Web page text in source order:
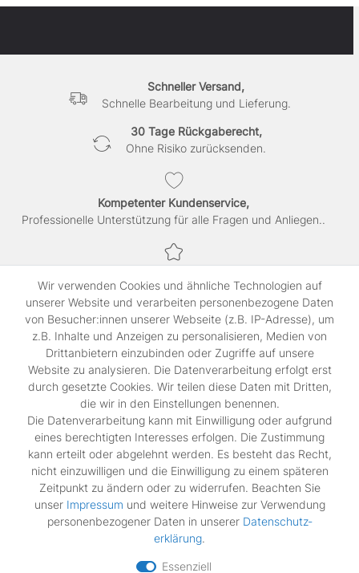
Schneller Versand,
Schnelle Bearbeitung und Lieferung.
30 Tage Rückgaberecht,
Ohne Risiko zurücksenden.
Kompetenter Kundenservice,
Professionelle Unterstützung für alle Fragen und Anliegen..
SSL-verschlüsselte Abwicklung für maximale Sicherheit.
Shop
Kontakt
Rechtliches
Widerrufs­recht
Impressum
Daten­schutz­erklärung
AGB
Vertrag widerrufen
Wir verwenden Cookies und ähnliche Technologien auf
unserer Website und verarbeiten personenbezogene Daten
von Besucher:innen unserer Webseite (z.B. IP-Adresse), um
z.B. Inhalte und Anzeigen zu personalisieren, Medien von
Drittanbietern einzubinden oder Zugriffe auf unsere
Website zu analysieren. Die Datenverarbeitung erfolgt erst
durch gesetzte Cookies. Wir teilen diese Daten mit Dritten,
die wir in den Einstellungen benennen.
Die Datenverarbeitung kann mit Einwilligung oder aufgrund
eines berechtigten Interesses erfolgen. Die Zustimmung
kann erteilt oder abgelehnt werden. Es besteht das Recht,
nicht einzuwilligen und die Einwilligung zu einem späteren
Zeitpunkt zu ändern oder zu widerrufen. Beachten Sie
unser Impressum und weitere Hinweise zur Verwendung
personenbezogener Daten in unserer Daten­schutz­
erklärung.
Essenziell